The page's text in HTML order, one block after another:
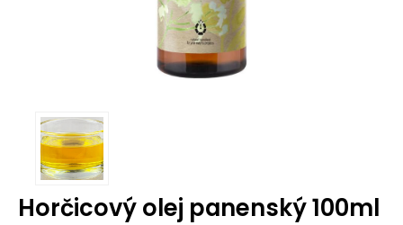
Horčicový olej panenský 100ml